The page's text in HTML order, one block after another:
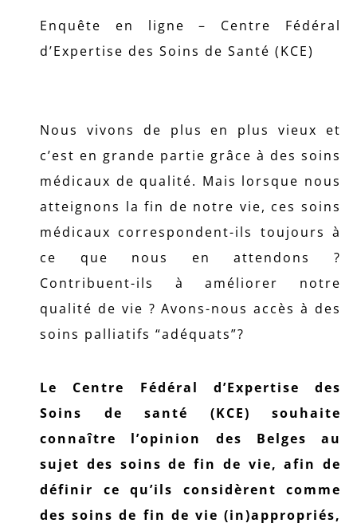
Enquête en ligne – Centre Fédéral
d’Expertise des Soins de Santé (KCE)
Nous vivons de plus en plus vieux et
c’est en grande partie grâce à des soins
médicaux de qualité. Mais lorsque nous
atteignons la fin de notre vie, ces soins
médicaux correspondent-ils toujours à
ce que nous en attendons ?
Contribuent-ils à améliorer notre
qualité de vie ? Avons-nous accès à des
soins palliatifs “adéquats”?
Le Centre Fédéral d’Expertise des
Soins de santé (KCE) souhaite
connaître l’opinion des Belges au
sujet des soins de fin de vie, afin de
définir ce qu’ils considèrent comme
des soins de fin de vie (in)appropriés,